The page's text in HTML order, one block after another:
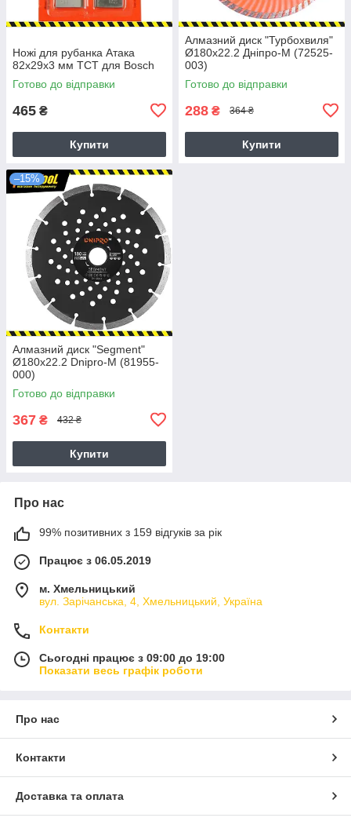
Ножі для рубанкa Атака
82x29x3 мм TCT для Bosch
Готово до відправки
465 ₴
Купити
Алмазний диск "Турбохвиля"
Ø180х22.2 Дніпро-М (72525-
003)
Готово до відправки
288 ₴ 364 ₴
Купити
–15%
Алмазний диск "Segment"
Ø180х22.2 Dnipro-M (81955-
000)
Готово до відправки
367 ₴ 432 ₴
Купити
Про нас
99% позитивних з 159 відгуків за рік
Працює з 06.05.2019
м. Хмельницький
вул. Зарічанська, 4, Хмельницький, Україна
Контакти
Сьогодні працює з 09:00 до 19:00
Показати весь графік роботи
Про нас
Контакти
Доставка та оплата